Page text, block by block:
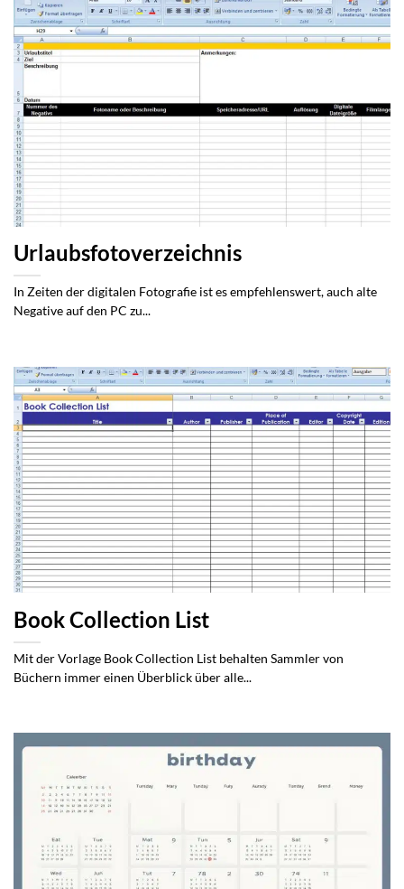
Urlaubsfotoverzeichnis
In Zeiten der digitalen Fotografie ist es empfehlenswert, auch alte
Negative auf den PC zu...
Book Collection List
Mit der Vorlage Book Collection List behalten Sammler von
Büchern immer einen Überblick über alle...